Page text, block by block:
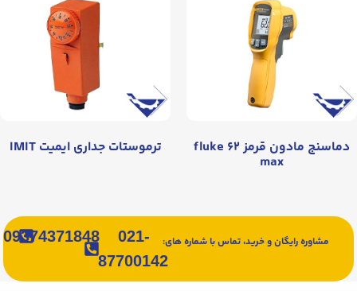
دماسنج مادون قرمز fluke ۶۲
max
ترموستات جداری ایمیت IMIT
مشاوره رایگان و خرید، تماس با شماره های:
021-
87700142
09374371848